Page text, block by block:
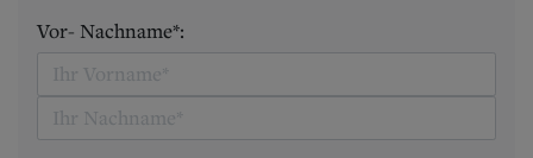
Vor- Nachname*: